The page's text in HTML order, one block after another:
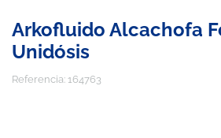
Arkofluido Alcachofa
Unidósis
Referencia: 164763